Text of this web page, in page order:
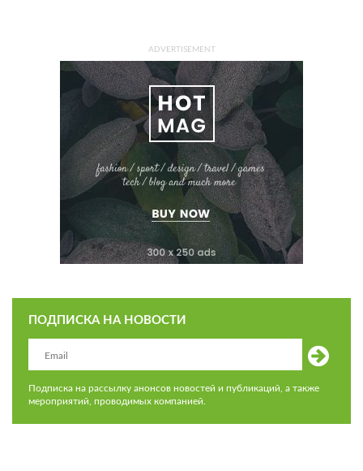
ADVERTISEMENT
ПОДПИСКА НА НОВОСТИ
Подписка на рассылку анонсов новостей и публикаций, а также
мероприятий, проводимых компанией.